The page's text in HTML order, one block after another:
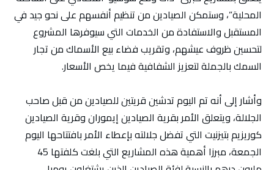
المحلية”، وستمكن الصيادين من تنظيم أنفسهم على نحو جيد في
المستقبل والاستفادة من الخدمات التي سيوفرها المشروع
لتحسين ظروف عيشهم، وتقريب فضاء بيع الأسماك من تجار
السمك بالجملة لتعزيز الشفافية فيما يخص الأسعار.
وأشار إلى أنه تم اليوم تدشين قريتين للصيادين من قبل صاحب
الجلالة، ويتعلق الأمر بقرية الصيادين إيموران وقرية الصيادين
كوريزيم بتيزنيت التي تفضل جلالته بإعطاء الأمر بافتتاحها اليوم
الجمعة، مبرزا أهمية هذه المشاريع التي بلغت كلفتها 45